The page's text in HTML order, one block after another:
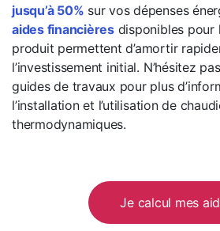
jusqu’à 50% sur vos dépenses
aides financièresdisponibles pour
produit permettent d’amortir
l’investissement initial. N’hésitez
guides de travaux pour plus
l’installation et l’utilisation de
thermodynamiques.
Je calcul mes